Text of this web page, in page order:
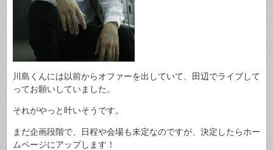
川島くんには以前からオファーを出していて、田辺でライブして
ってお願いしていました。
それがやっと叶いそうです。
まだ企画段階で、日程や会場も未定なのですが、決定したらホー
ムページにアップします！